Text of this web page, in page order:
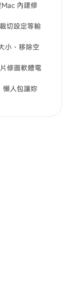
內建修
切設定等輸
小、移除空
修圖軟體電
懶人包讓妳